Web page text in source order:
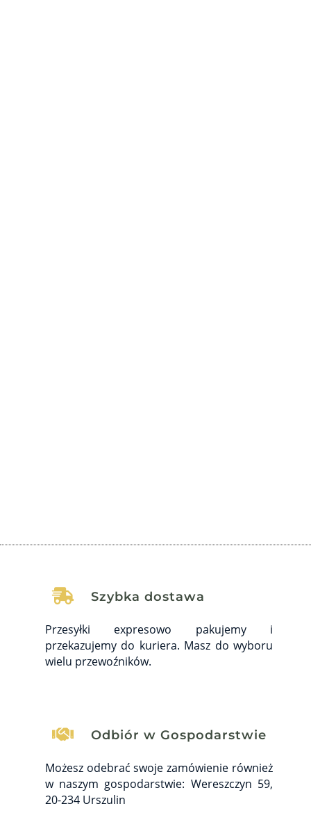
 Szybka dostawa
Przesyłki expresowo pakujemy i
przekazujemy do kuriera. Masz do wyboru
wielu przewoźników.
 Odbiór w Gospodarstwie
Możesz odebrać swoje zamówienie również
w naszym gospodarstwie: Wereszczyn 59,
20-234 Urszulin